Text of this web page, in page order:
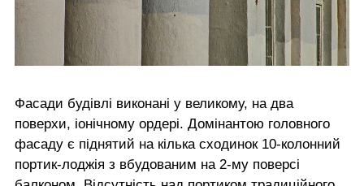
Фасади будівлі виконані у великому, на два
поверхи, іонічному ордері. Домінантою головного
фасаду є піднятий на кілька сходинок 10-колонний
портик-лоджія з вбудованим на 2-му поверсі